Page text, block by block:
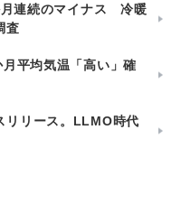
連続のマイナス 冷暖
査
平均気温「高い」確
リリース。LLMO時代